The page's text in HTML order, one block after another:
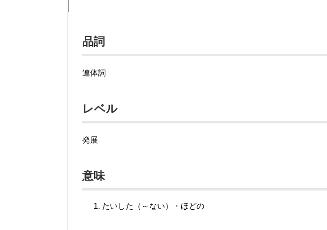
品詞
連体詞
レベル
発展
意味
たいした（～ない）・ほどの